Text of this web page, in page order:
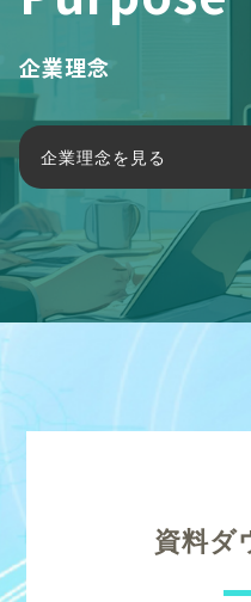
企業理念
企業理念を見る
資料ダ